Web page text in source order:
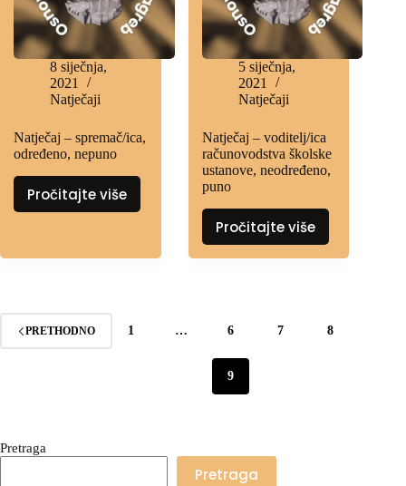
8 siječnja,
2021
Natječaji
Natječaj – spremač/ica,
određeno, nepuno
Pročitajte više
5 siječnja,
2021
Natječaji
Natječaj – voditelj/ica
računovodstva školske
ustanove, neodređeno,
puno
Pročitajte više
PRETHODNO 1 … 6 7 8
9
Pretraga
Pretraga